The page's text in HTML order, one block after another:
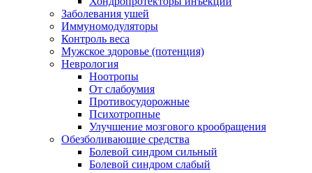
Заболевания ушей
Иммуномодуляторы
Контроль веса
Мужское здоровье (потенция)
Неврология
Ноотропы
От слабоумия
Противосудорожные
Психотропные
Улучшение мозгового крообращения
Обезболивающие средства
Болевой синдром сильный
Болевой синдром слабый